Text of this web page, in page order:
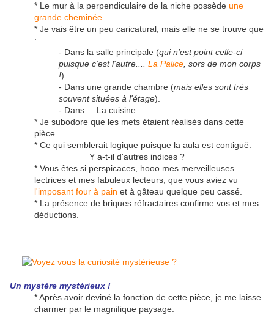
* Le mur à la perpendiculaire de la niche possède une
grande cheminée
* Je vais être un peu caricatural, mais elle ne se trouve que
:
- Dans la salle principale (qui n'est point celle-ci
puisque c'est l'autre.... La Palice , sors de mon corps
!).
- Dans une grande chambre (mais elles sont très
souvent situées à l'étage).
- Dans.....La cuisine.
* Je subodore que les mets étaient réalisés dans cette
pièce.
* Ce qui semblerait logique puisque la aula est contiguë.
Y a-t-il d'autres indices ?
* Vous êtes si perspicaces, hooo mes merveilleuses
lectrices et mes fabuleux lecteurs , que vous aviez vu
l'imposant four à pain et à gâteau quelque peu cassé.
* La présence de briques réfractaires confirme vos et mes
déductions.
Un mystère mystérieux !
* Après avoir deviné la fonction de cette pièce, je me laisse
charmer par le magnifique paysage.